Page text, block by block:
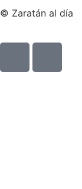
© Zaratán al día